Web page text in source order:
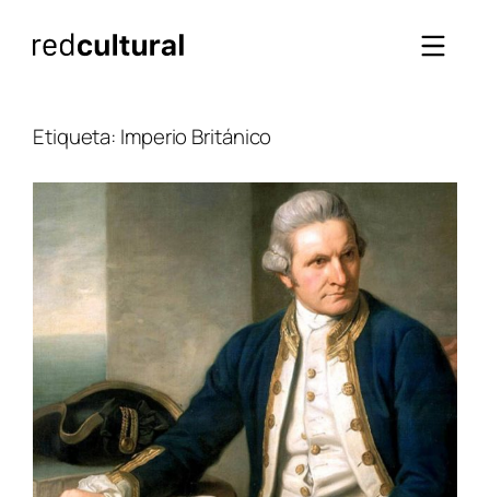
Etiqueta: Imperio Británico